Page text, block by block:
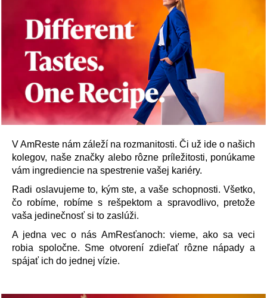
V AmReste nám záleží na rozmanitosti. Či už ide o našich
kolegov, naše značky alebo rôzne príležitosti, ponúkame
vám ingrediencie na spestrenie vašej kariéry.
Radi oslavujeme to, kým ste, a vaše schopnosti. Všetko,
čo robíme, robíme s rešpektom a spravodlivo, pretože
vaša jedinečnosť si to zaslúži.
A jedna vec o nás AmResťanoch: vieme, ako sa veci
robia spoločne. Sme otvorení zdieľať rôzne nápady a
spájať ich do jednej vízie.